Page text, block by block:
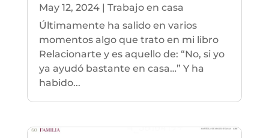
May 12, 2024| Trabajo en casa
Últimamente ha salido en varios
momentos algo que trato en mi libro
Relacionarte y es aquello de: “No, si yo
ya ayudó bastante en casa…” Y ha
habido...